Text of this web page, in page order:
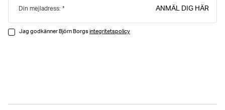
Din mejladress: ANMÄL DIG HÄR
Jag godkänner Björn Borgsintegritetspolicy